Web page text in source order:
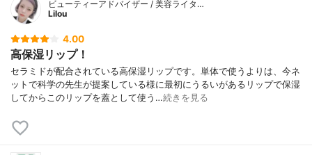
ビューティーアドバイザー / 美容ライタ…
Lilou
4.00
高保湿リップ！
セラミドが配合されている高保湿リップです。単体で使うよりは、今ネ
ットで科学の先生が提案している様に最初にうるいがあるリップで保湿
してからこのリップを蓋として使う…続きを見る